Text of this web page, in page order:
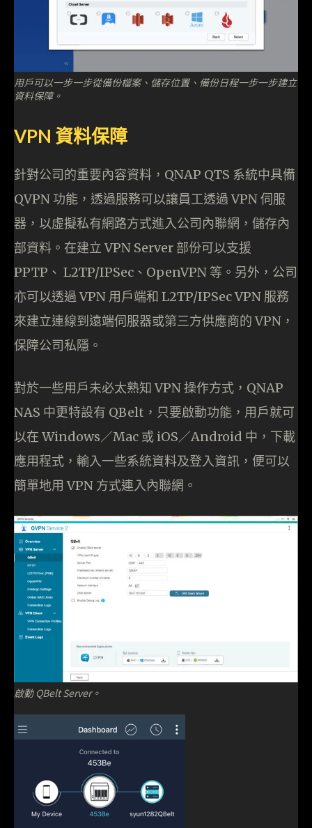
用戶可以一步一步從備份檔案、儲存位置、備份日程一步一步建立
資料保障。
VPN 資料保障
針對公司的重要內容資料，QNAP QTS 系統中具備
QVPN 功能，透過服務可以讓員工透過 VPN 伺服
器，以虛擬私有網路方式進入公司內聯網，儲存內
部資料。在建立 VPN Server 部份可以支援
PPTP、 L2TP/IPSec、OpenVPN 等。另外，公司
亦可以透過 VPN 用戶端和 L2TP/IPSec VPN 服務
來建立連線到遠端伺服器或第三方供應商的 VPN，
保障公司私隱。
對於一些用戶未必太熟知 VPN 操作方式，QNAP
NAS 中更特設有 QBelt，只要啟動功能，用戶就可
以在 Windows／Mac 或 iOS／Android 中，下載
應用程式，輸入一些系統資料及登入資訊，便可以
簡單地用 VPN 方式連入內聯網。
啟動 QBelt Server。